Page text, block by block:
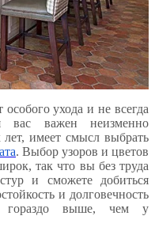
ухода и не всегда
вас важен неизменно
имеет смысл выбрать
. Выбор узоров и цветов
так что вы без труда
и сможете добиться
и долговечность
гораздо выше, чем у